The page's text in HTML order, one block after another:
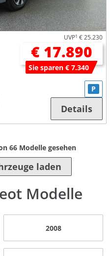
UVP1 € 25.230
€ 17.890
Sie sparen € 7.340
P
Details
66Modelle gesehen
laden
Modelle
2008